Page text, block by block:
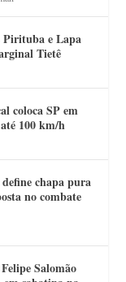
Pirituba e Lapa
Tietê
coloca SP em
100 km/h
chapa pura
no combate
Salomão